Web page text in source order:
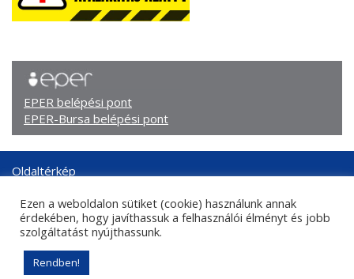
EPER belépési pont
EPER-Bursa belépési pont
Oldaltérkép
Adatkezelési tájékoztató
Központi kapcsolati adatok
Sajtókapcsolat
© 2026. Nemzeti Kulturális Támogatáskezelő
Ezen a weboldalon sütiket (cookie) használunk annak
érdekében, hogy javíthassuk a felhasználói élményt és jobb
szolgáltatást nyújthassunk.
Rendben!